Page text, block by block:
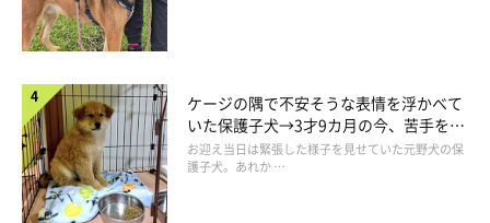
ケージの隅で不安そうな表情を浮かべて
いた保護子犬→3才9カ月の今、苦手を克
服し頼もしいコに成長！
お迎え当日は緊張した様子を見せていた元野犬の保
護子犬。あれか …